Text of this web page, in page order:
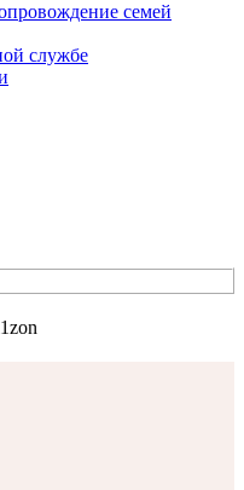
семей
службе